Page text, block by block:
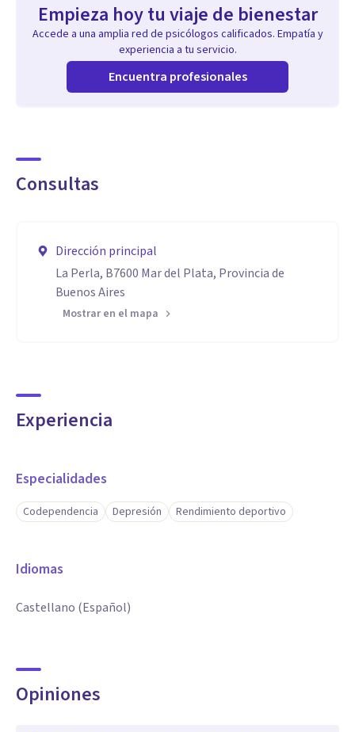
Empieza hoy tu viaje de bienestar
Accede a una amplia red de psicólogos calificados. Empatía y
experiencia a tu servicio.
Encuentra profesionales
Consultas
Dirección principal
La Perla, B7600 Mar del Plata, Provincia de
Buenos Aires
Mostrar en el mapa
Experiencia
Especialidades
Codependencia Depresión Rendimiento deportivo
Idiomas
Castellano (Español)
Opiniones